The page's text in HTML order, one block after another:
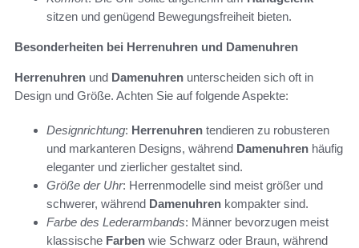
sitzen und genügend Bewegungsfreiheit bieten.
Besonderheiten bei Herrenuhren und Damenuhren
Herrenuhren und Damenuhren unterscheiden sich oft in
Design und Größe. Achten Sie auf folgende Aspekte:
Designrichtung: Herrenuhren tendieren zu robusteren
und markanteren Designs, während Damenuhren häufig
eleganter und zierlicher gestaltet sind.
Größe der Uhr: Herrenmodelle sind meist größer und
schwerer, während Damenuhren kompakter sind.
Farbe des Lederarmbands: Männer bevorzugen meist
klassische Farben wie Schwarz oder Braun, während